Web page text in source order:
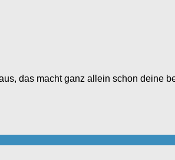
das macht ganz allein schon deine